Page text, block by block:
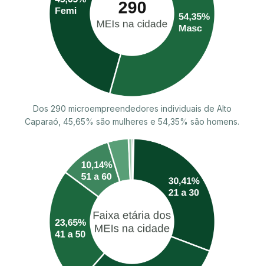
Dos 290 microempreendedores individuais de Alto
Caparaó, 45,65% são mulheres e 54,35% são homens.